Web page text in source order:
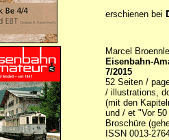
erschienen bei
Marcel
Eisenbahn-
7/2015
52 Seiten /
/ illustrations,
(mit den
und / et "Vor
Broschüre
ISSN 0013-